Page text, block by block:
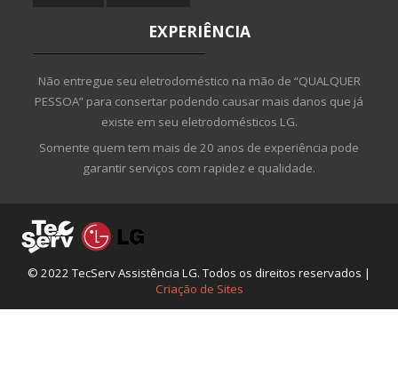
EXPERIÊNCIA
Não entregue seu eletrodoméstico na mão de “QUALQUER
PESSOA” para consertar podendo causar mais danos que já
existe em seu eletrodomésticos LG.
Somente quem tem mais de 20 anos de experiência pode
garantir serviços com rapidez e qualidade.
© 2022 TecServ Assistência LG. Todos os direitos reservados |
Criação de Sites